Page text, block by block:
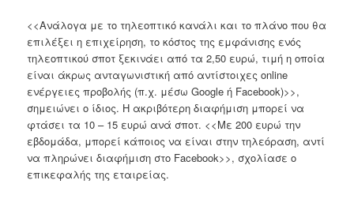
<<Ανάλογα με το τηλεοπτικό κανάλι και το πλάνο που θα
επιλέξει η επιχείρηση, το κόστος της εμφάνισης ενός
τηλεοπτικού σποτ ξεκινάει από τα 2,50 ευρώ, τιμή η οποία
είναι άκρως ανταγωνιστική από αντίστοιχες online
ενέργειες προβολής (π.χ. μέσω Google ή Facebook)>>,
σημειώνει ο ίδιος. Η ακριβότερη διαφήμιση μπορεί να
φτάσει τα 10 – 15 ευρώ ανά σποτ. <<Με 200 ευρώ την
εβδομάδα, μπορεί κάποιος να είναι στην τηλεόραση, αντί
να πληρώνει διαφήμιση στο Facebook>>, σχολίασε ο
επικεφαλής της εταιρείας.